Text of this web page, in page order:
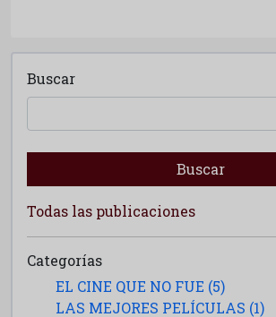
Buscar
Buscar
Todas las publicaciones
Categorías
EL CINE QUE NO FUE (5)
LAS MEJORES PELÍCULAS (1)